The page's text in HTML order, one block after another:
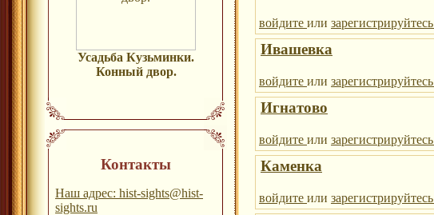
Усадьба Кузьминки.
Конный двор.
Контакты
Наш адрес: hist-sights@hist-
sights.ru
войдите или зарегистрируйтесь
Ивашевка
войдите или зарегистрируйтесь
Игнатово
войдите или зарегистрируйтесь
Каменка
войдите или зарегистрируйтесь